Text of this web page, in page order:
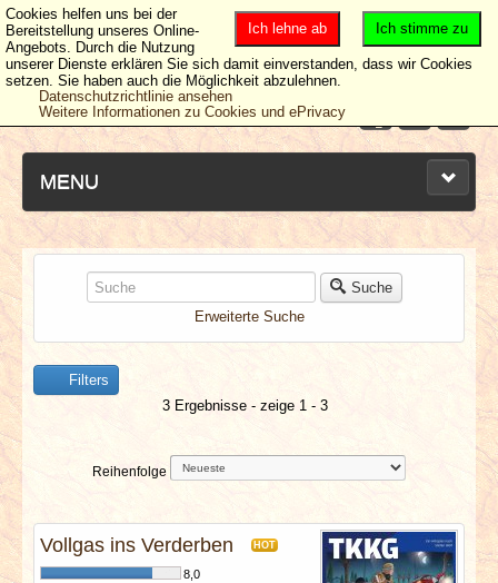
MENU
NEUESTE ARTIKEL
NEWS & DATES
BERICHTE
VERLOSUNGEN
SPECIALS
Suche
Erweiterte Suche
Filters
3 Ergebnisse - zeige 1 - 3
Reihenfolge
Vollgas ins Verderben HOT
8,0
Ich stimme zu
Ich lehne ab
Cookies helfen uns bei der
Bereitstellung unseres Online-
Angebots. Durch die Nutzung
unserer Dienste erklären Sie sich damit einverstanden, dass wir Cookies
setzen. Sie haben auch die Möglichkeit abzulehnen.
Datenschutzrichtlinie ansehen
Weitere Informationen zu Cookies und ePrivacy